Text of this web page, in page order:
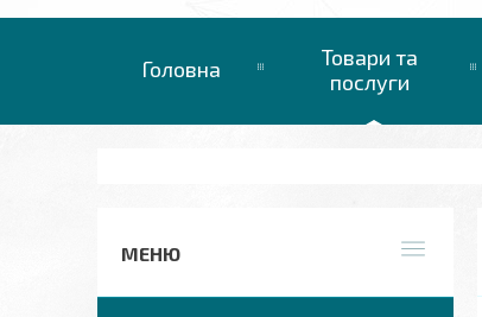
Головна
Товари та
послуги